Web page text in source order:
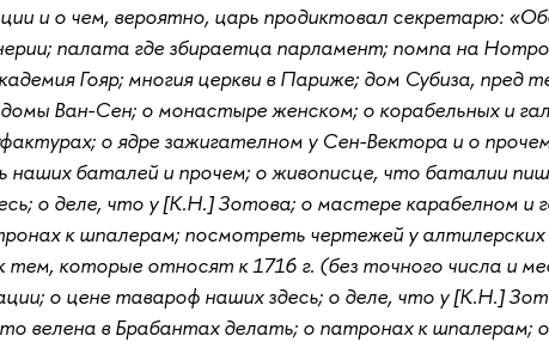
и о чем, вероятно, царь продиктовал секретарю:
палата где збираетца парламент; помпа на
Гояр; многия церкви в Париже; дом Субиза, пред
Ван-Сен; о монастыре женском; о корабельных и
о ядре зажигателном у Сен-Вектора и о
наших баталей и прочем; о живописце, что баталии
о деле, что у [К.Н.] Зотова; о мастере карабелном и
к шпалерам; посмотреть чертежей у
тем, которые относят к 1716 г. (без точного числа и
о цене тавароф наших здесь; о деле, что у [К.Н.]
велена в Брабантах делать; о патронах к шпалерам; о